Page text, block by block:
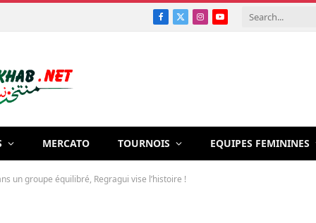
Facebook
X
Instagram
YouTube
MERCATO TOURNOIS EQUIPES FEMININES
un groupe équilibré, Regragui vise l’histoire !